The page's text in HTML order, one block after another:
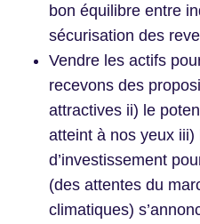
bon équilibre entre
sécurisation des
Vendre les actifs
recevons des
attractives ii) le
atteint à nos yeux iii)
d’investissement
(des attentes du
climatiques)